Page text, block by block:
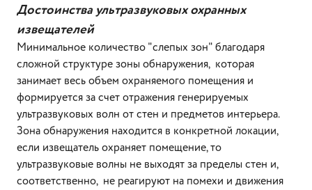
Достоинства ультразвуковых охранных
извещателей
Минимальное количество "слепых зон" благодаря
сложной структуре зоны обнаружения, которая
занимает весь объем охраняемого помещения и
формируется за счет отражения генерируемых
ультразвуковых волн от стен и предметов интерьера.
Зона обнаружения находится в конкретной локации,
если извещатель охраняет помещение, то
ультразвуковые волны не выходят за пределы стен и,
соответственно, не реагируют на помехи и движения